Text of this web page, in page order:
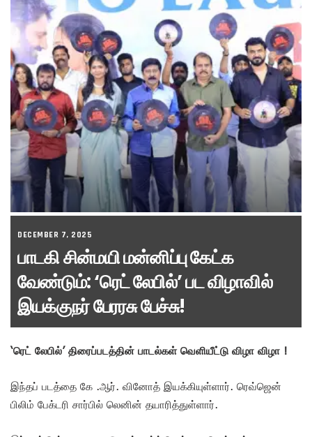
DECEMBER 7, 2025
பாடகி சின்மயி மன்னிப்பு கேட்க
வேண்டும்: ‘ரெட் லேபில்’ பட விழாவில்
இயக்குநர் பேரரசு பேச்சு!
‘ரெட் லேபில்’ திரைப்படத்தின் பாடல்கள் வெளியீட்டு விழா விழா !
இந்தப் படத்தை கே .ஆர். வினோத் இயக்கியுள்ளார். ரெவ்ஜென்
பிலிம் பேக்டரி சார்பில் லெனின் தயாரித்துள்ளார்.